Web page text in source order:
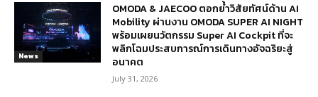
News
OMODA & JAECOO ตอกย้ำวิสัยทัศน์ด้าน AI
Mobility ผ่านงาน OMODA SUPER AI NIGHT
พร้อมเผยนวัตกรรม Super AI Cockpit ที่จะ
พลิกโฉมประสบการณ์การเดินทางอัจฉริยะสู่
อนาคต
July 31, 2026